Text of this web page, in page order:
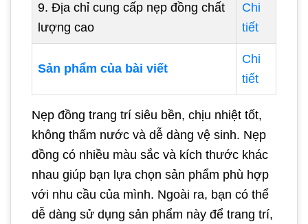
9. Địa chỉ cung cấp nẹp đồng chất
lượng cao
Chi
tiết
Sản phẩm của bài viết
Chi
tiết
Nẹp đồng trang trí siêu bền, chịu nhiệt tốt,
không thấm nước và dễ dàng vệ sinh. Nẹp
đồng có nhiều màu sắc và kích thước khác
nhau giúp bạn lựa chọn sản phẩm phù hợp
với nhu cầu của mình. Ngoài ra, bạn có thể
dễ dàng sử dụng sản phẩm này để trang trí,